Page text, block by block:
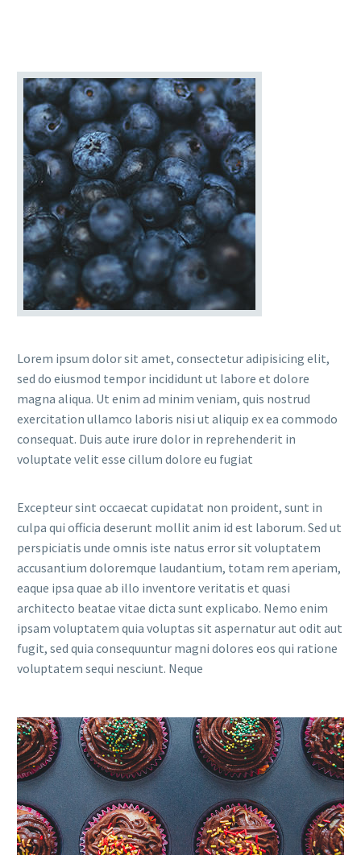
Lorem ipsum dolor sit amet, consectetur adipisicing elit,
sed do eiusmod tempor incididunt ut labore et dolore
magna aliqua. Ut enim ad minim veniam, quis nostrud
exercitation ullamco laboris nisi ut aliquip ex ea commodo
consequat. Duis aute irure dolor in reprehenderit in
voluptate velit esse cillum dolore eu fugiat
Excepteur sint occaecat cupidatat non proident, sunt in
culpa qui officia deserunt mollit anim id est laborum. Sed ut
perspiciatis unde omnis iste natus error sit voluptatem
accusantium doloremque laudantium, totam rem aperiam,
eaque ipsa quae ab illo inventore veritatis et quasi
architecto beatae vitae dicta sunt explicabo. Nemo enim
ipsam voluptatem quia voluptas sit aspernatur aut odit aut
fugit, sed quia consequuntur magni dolores eos qui ratione
voluptatem sequi nesciunt. Neque